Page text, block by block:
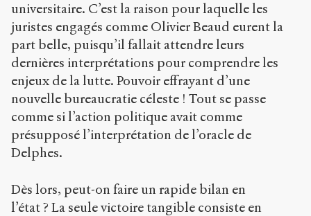
universitaire. C’est la raison pour laquelle les
juristes engagés comme Olivier Beaud eurent la
part belle, puisqu’il fallait attendre leurs
dernières interprétations pour comprendre les
enjeux de la lutte. Pouvoir effrayant d’une
nouvelle bureaucratie céleste ! Tout se passe
comme si l’action politique avait comme
présupposé l’interprétation de l’oracle de
Delphes.
Dès lors, peut-on faire un rapide bilan en
l’état ? La seule victoire tangible consiste en